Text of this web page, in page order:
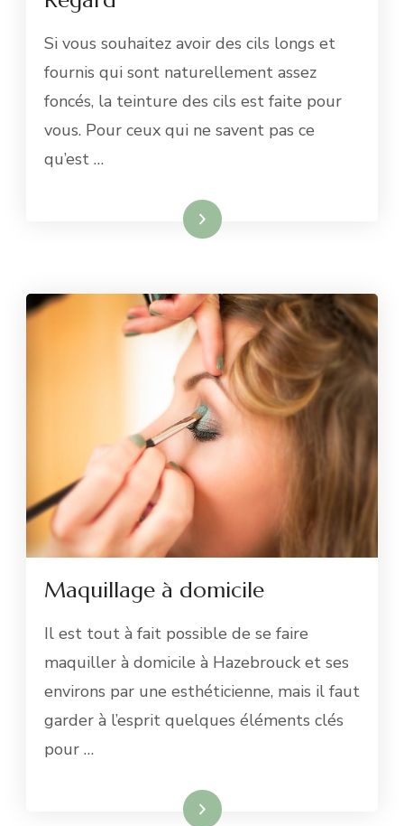
Si vous souhaitez avoir des cils longs et
fournis qui sont naturellement assez
foncés, la teinture des cils est faite pour
vous. Pour ceux qui ne savent pas ce
qu’est …
Lire la suite
Maquillage à domicile
Il est tout à fait possible de se faire
maquiller à domicile à Hazebrouck et ses
environs par une esthéticienne, mais il faut
garder à l’esprit quelques éléments clés
pour …
Lire la suite